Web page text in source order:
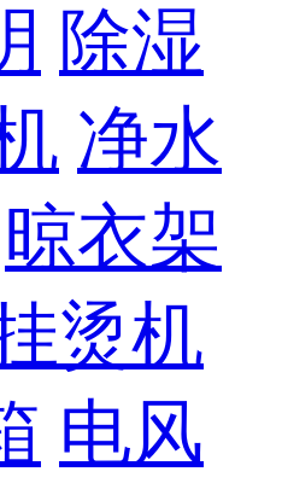
除湿
净水
晾衣架
烫机
电风